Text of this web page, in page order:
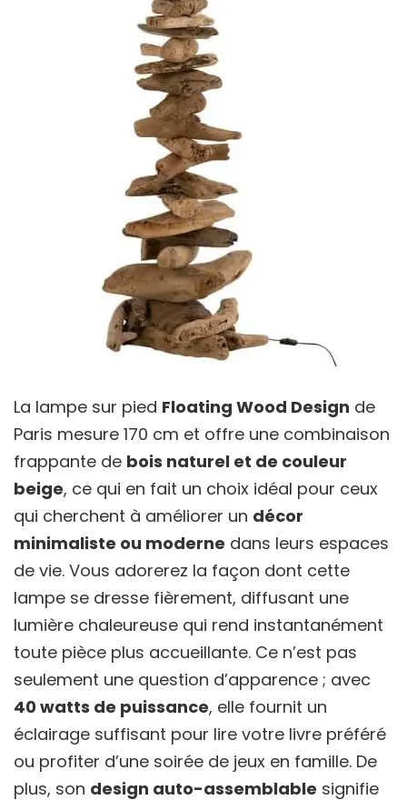
La lampe sur pied Floating Wood Design de
Paris mesure 170 cm et offre une combinaison
frappante de bois naturel et de couleur
beige, ce qui en fait un choix idéal pour ceux
qui cherchent à améliorer un décor
minimaliste ou moderne dans leurs espaces
de vie. Vous adorerez la façon dont cette
lampe se dresse fièrement, diffusant une
lumière chaleureuse qui rend instantanément
toute pièce plus accueillante. Ce n’est pas
seulement une question d’apparence ; avec
40 watts de puissance, elle fournit un
éclairage suffisant pour lire votre livre préféré
ou profiter d’une soirée de jeux en famille. De
plus, son design auto-assemblable signifie